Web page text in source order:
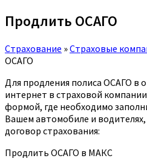
Продлить ОСАГО
Страхование »Страховые
ОСАГО
Для продления полиса ОСАГО в
интернет в страховой
формой, где необходимо
Вашем автомобиле и
договор страхования:
Продлить ОСАГО в МАКС